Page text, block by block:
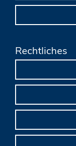
Rechtliches